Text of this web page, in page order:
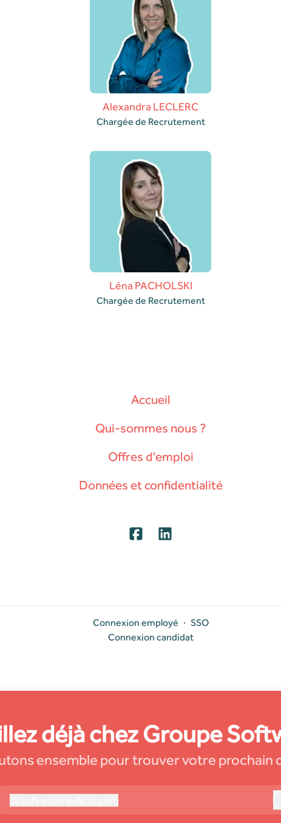
Alexandra LECLERC
Chargée de Recrutement
Léna PACHOLSKI
Chargée de Recrutement
Accueil
Qui-sommes nous ?
Offres d'emploi
Données et confidentialité
Connexion employé · SSO
Connexion candidat
déjà chez Groupe
ensemble pour trouver votre prochain
softwaymedical.com